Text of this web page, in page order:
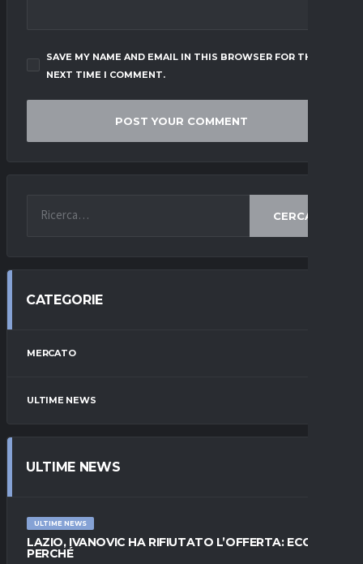
SAVE MY NAME AND EMAIL IN THIS BROWSER FOR THE
NEXT TIME I COMMENT.
CERCA
CATEGORIE
MERCATO
ULTIME NEWS
ULTIME NEWS
ULTIME NEWS
LAZIO, IVANOVIC HA RIFIUTATO L’OFFERTA: ECCO
PERCHÉ